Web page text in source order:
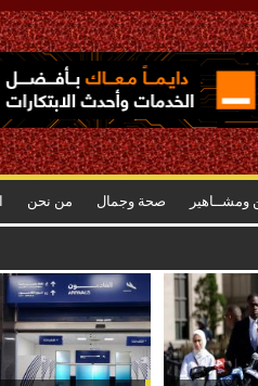
ومشــاهير صحة وجمال من نحن